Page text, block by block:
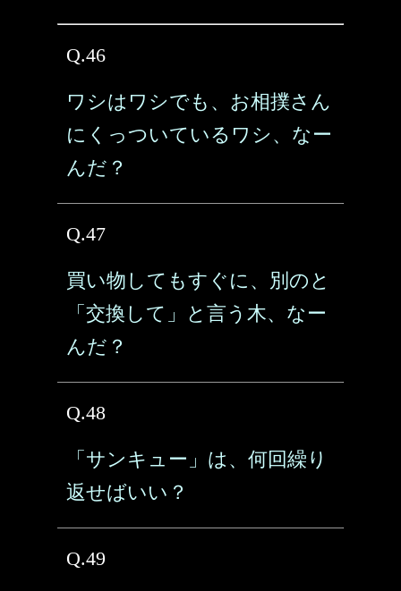
Q.46
ワシはワシでも、お相撲さん
にくっついているワシ、なー
んだ？
Q.47
買い物してもすぐに、別のと
「交換して」と言う木、なー
んだ？
Q.48
「サンキュー」は、何回繰り
返せばいい？
Q.49